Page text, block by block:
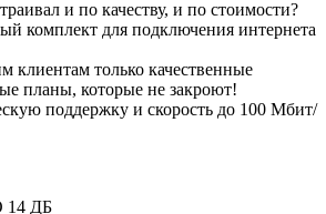
и по качеству, и по стоимости?
комплект для подключения интернета
клиентам только качественные
планы, которые не закроют!
поддержку и скорость до 100 Мбит/
14 ДБ